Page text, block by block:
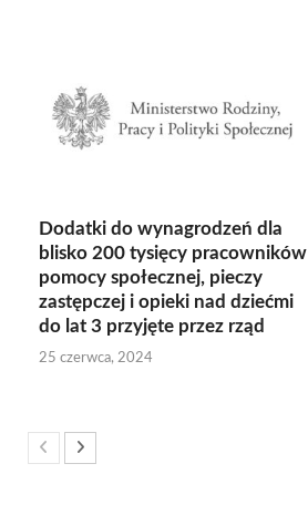
Dodatki do wynagrodzeń dla
blisko 200 tysięcy pracowników
pomocy społecznej, pieczy
zastępczej i opieki nad dziećmi
do lat 3 przyjęte przez rząd
25 czerwca, 2024